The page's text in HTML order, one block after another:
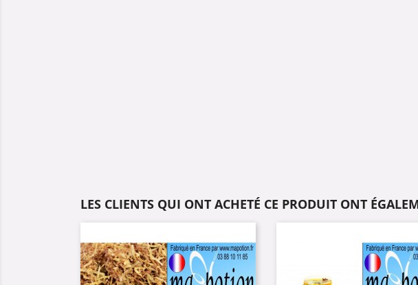
LES CLIENTS QUI ONT ACHETÉ CE PRODUIT ONT